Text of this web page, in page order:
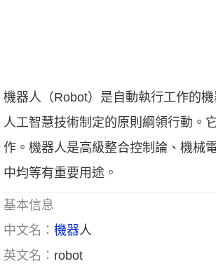
機器人（Robot）是自動執行工作的
人工智慧技術制定的原則綱領行動。
作。機器人是高級整合控制論、機械
中均等有重要用途。
基本信息
中文名：機器人
英文名： robot